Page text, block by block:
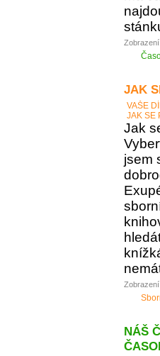
JAK
VAŠE
JAK SE
Jak
jsem
NÁŠ